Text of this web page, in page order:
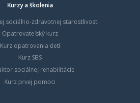
Kurzy a školenia
sociálno-zdravotnej starostlivosti
Opatrovateľský kurz
Kurz opatrovania detí
Kurz SBS
sociálnej rehabilitácie
Kurz prvej pomoci